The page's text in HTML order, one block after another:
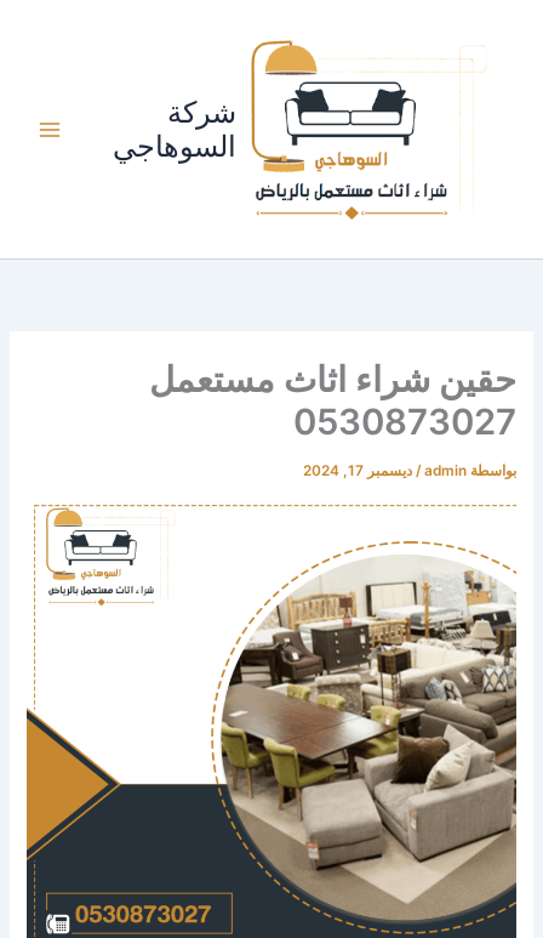
المحتوى
شركة
السوهاجي
حقين شراء اثاث مستعمل
0530873027
بواسطة admin
/ديسمبر 17, 2024